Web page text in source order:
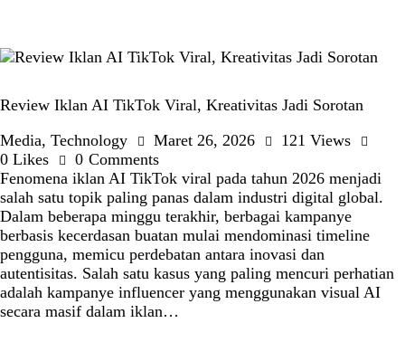
Review Iklan AI TikTok Viral, Kreativitas Jadi Sorotan
Media, Technology Maret 26, 2026 121 Views
0 Likes 0 Comments
Fenomena iklan AI TikTok viral pada tahun 2026 menjadi
salah satu topik paling panas dalam industri digital global.
Dalam beberapa minggu terakhir, berbagai kampanye
berbasis kecerdasan buatan mulai mendominasi timeline
pengguna, memicu perdebatan antara inovasi dan
autentisitas. Salah satu kasus yang paling mencuri perhatian
adalah kampanye influencer yang menggunakan visual AI
secara masif dalam iklan…